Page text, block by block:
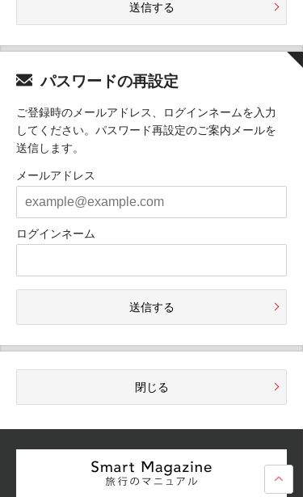
送信する
パスワードの再設定
ご登録時のメールアドレス、ログインネームを入力
してください。パスワード再設定のご案内メールを
送信します。
メールアドレス
ログインネーム
送信する
閉じる